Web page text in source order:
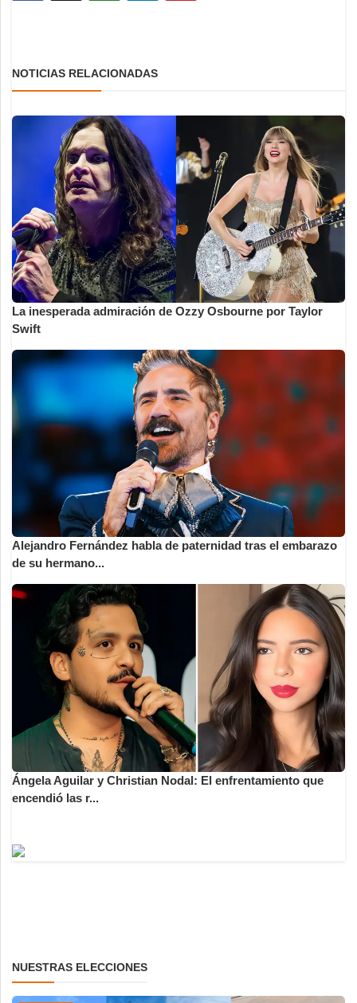
NOTICIAS RELACIONADAS
La inesperada admiración de Ozzy Osbourne por Taylor
Swift
Alejandro Fernández habla de paternidad tras el embarazo
de su hermano...
Ángela Aguilar y Christian Nodal: El enfrentamiento que
encendió las r...
NUESTRAS ELECCIONES